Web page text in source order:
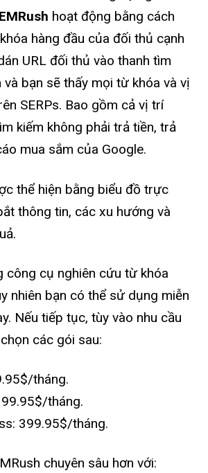
hoạt động bằng cách
hàng đầu của đối thủ cạnh
URL đối thủ vào thanh tìm
và bạn sẽ thấy mọi từ khóa và vị
SERPs. Bao gồm cả vị trí
kiếm không phải trả tiền, trả
mua sắm của Google.
thể hiện bằng biểu đồ trực
thông tin, các xu hướng và
công cụ nghiên cứu từ khóa
nhiên bạn có thể sử dụng miễn
Nếu tiếp tục, tùy vào nhu cầu
các gói sau:
tháng.
tháng.
399.95$/tháng.
chuyên sâu hơn với: